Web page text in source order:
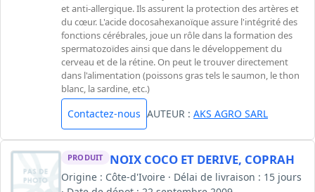
et anti-allergique. Ils assurent la protection des artères et
du cœur. L'acide docosahexanoïque assure l'intégrité des
fonctions cérébrales, joue un rôle dans la formation des
spermatozoïdes ainsi que dans le développement du
cerveau et de la rétine. On peut le trouver directement
dans l'alimentation (poissons gras tels le saumon, le thon
blanc, la sardine, etc.)
Contactez-nous AUTEUR : AKS AGRO SARL
PRODUIT NOIX COCO ET DERIVE, COPRAH
Origine : Côte-d'Ivoire · Délai de livraison : 15 jours